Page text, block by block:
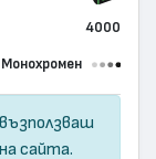
4000
Монохромен
възползваш
сайта.